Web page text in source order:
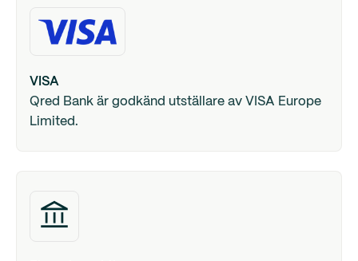
VISA
Qred Bank är godkänd utställare av VISA Europe
Limited.